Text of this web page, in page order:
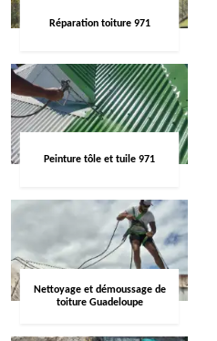
Réparation toiture 971
Peinture tôle et tuile 971
Nettoyage et démoussage de
toiture Guadeloupe